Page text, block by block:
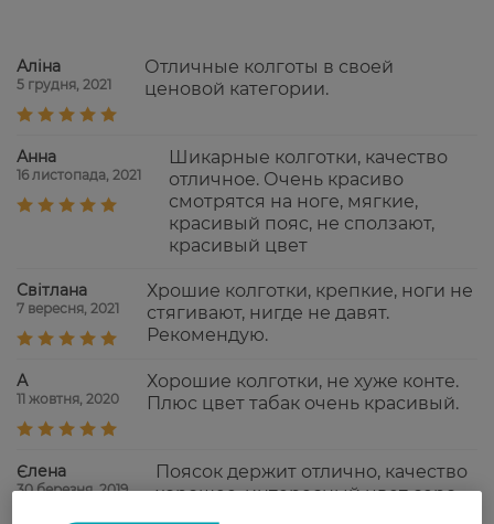
Аліна
5 грудня, 2021
Отличные колготы в своей
ценовой категории.
Анна
16 листопада, 2021
Шикарные колготки, качество
отличное. Очень красиво
смотрятся на ноге, мягкие,
красивый пояс, не сползают,
красивый цвет
Світлана
7 вересня, 2021
Хрошие колготки, крепкие, ноги не
стягивают, нигде не давят.
Рекомендую.
А
11 жовтня, 2020
Хорошие колготки, не хуже конте.
Плюс цвет табак очень красивый.
Єлена
30 березня, 2019
Поясок держит отлично, качество
хорошее, интересный цвет серо-